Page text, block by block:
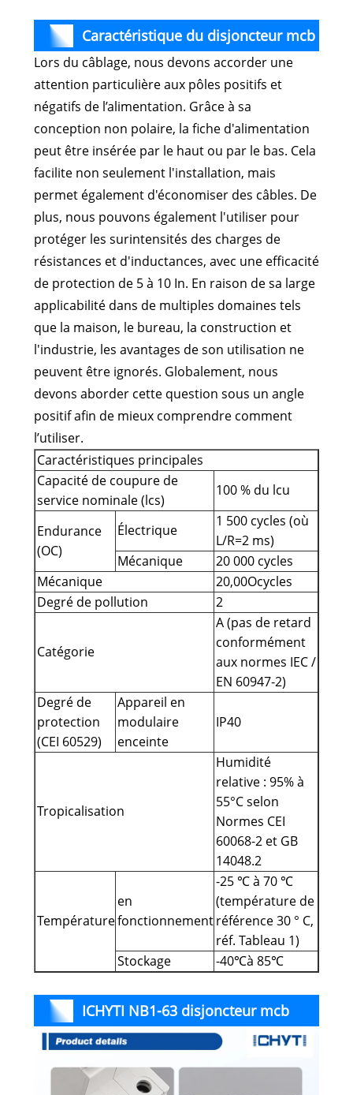
Caractéristique du disjoncteur mcb
solaire cc ICHYTI
Lors du câblage, nous devons accorder une
attention particulière aux pôles positifs et
négatifs de l’alimentation. Grâce à sa
conception non polaire, la fiche d'alimentation
peut être insérée par le haut ou par le bas. Cela
facilite non seulement l'installation, mais
permet également d'économiser des câbles. De
plus, nous pouvons également l'utiliser pour
protéger les surintensités des charges de
résistances et d'inductances, avec une efficacité
de protection de 5 à 10 In. En raison de sa large
applicabilité dans de multiples domaines tels
que la maison, le bureau, la construction et
l'industrie, les avantages de son utilisation ne
peuvent être ignorés. Globalement, nous
devons aborder cette question sous un angle
positif afin de mieux comprendre comment
l’utiliser.
Caractéristiques principales
Capacité de coupure de
service nominale (lcs)
100 % du lcu
Endurance
(OC)
Électrique
1 500 cycles (où
L/R=2 ms)
Mécanique
20 000 cycles
Mécanique
20,00Ocycles
Degré de pollution
2
Catégorie
A (pas de retard
conformément
aux normes IEC /
EN 60947-2)
Degré de
protection
(CEI 60529)
Appareil en
modulaire
enceinte
IP40
Tropicalisation
Humidité
relative : 95% à
55°C selon
Normes CEI
60068-2 et GB
14048.2
Température
en
fonctionnement
-25 ℃ à 70 ℃
(température de
référence 30 ° C,
réf. Tableau 1)
Stockage
-40℃à 85℃
ICHYTI NB1-63 disjoncteur mcb
solaire cc Détails